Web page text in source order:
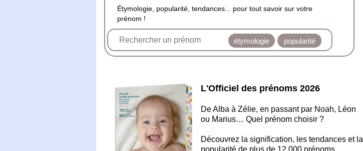
Étymologie, popularité, tendances... pour tout savoir sur votre
prénom !
étymologie popularité
L'Officiel des prénoms 2026
De Alba à Zélie, en passant par Noah, Léon
ou Marius… Quel prénom choisir ?
Découvrez la signification, les tendances et la
popularité de plus de 12 000 prénoms.